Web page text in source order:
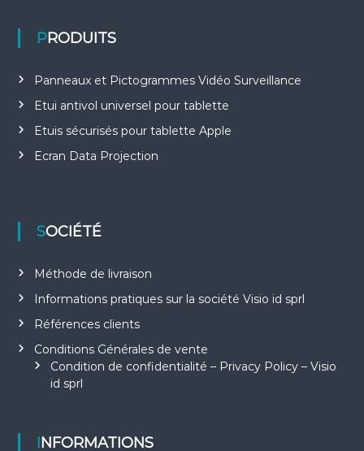
PRODUITS
Panneaux et Pictogrammes Vidéo Surveillance
Etui antivol universel pour tablette
Etuis sécurisés pour tablette Apple
Ecran Data Projection
SOCIÉTÉ
Méthode de livraison
Informations pratiques sur la société Visio id sprl
Références clients
Conditions Générales de vente
Condition de confidentialité – Privacy Policy – Visio
id sprl
INFORMATIONS